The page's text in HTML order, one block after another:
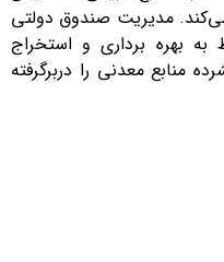
مدیریت صندوق دولتی
به بهره برداری و استخراج
منابع معدنی را دربرگرفته